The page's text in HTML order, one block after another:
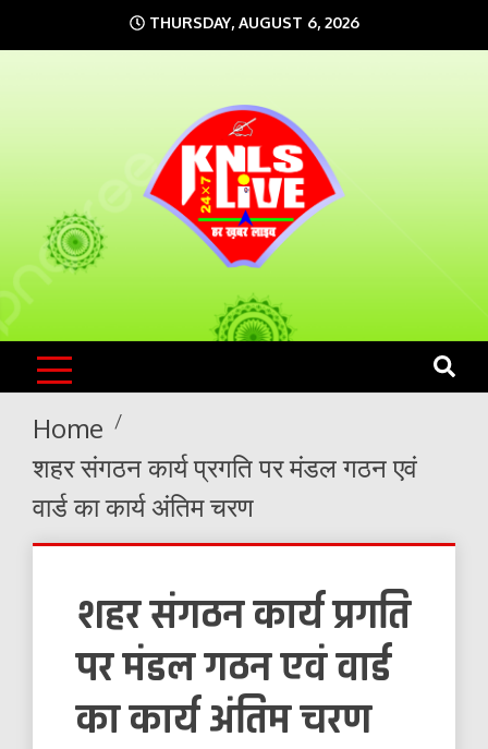
to
THURSDAY, AUGUST 6, 2026
KNLS LIVE
India`s No.1 News Portal
Home
शहर संगठन कार्य प्रगति पर मंडल गठन एवं
वार्ड का कार्य अंतिम चरण
शहर संगठन कार्य प्रगति
पर मंडल गठन एवं वार्ड
का कार्य अंतिम चरण